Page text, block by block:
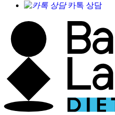
카톡 상담